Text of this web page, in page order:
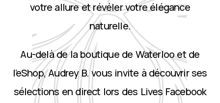
votre allure et révéler votre élégance
naturelle.
Au-delà de la boutique de Waterloo et de
l’eShop, Audrey B. vous invite à découvrir ses
sélections en direct lors des Lives Facebook